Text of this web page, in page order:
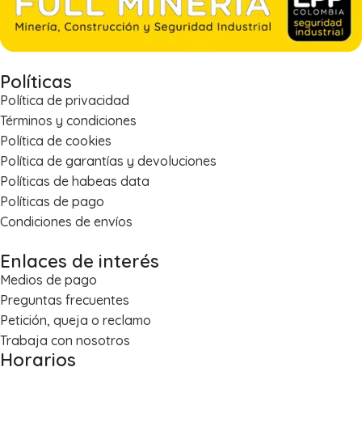
Políticas
Política de privacidad
Términos y condiciones
Política de cookies
Política de garantías y devoluciones
Políticas de habeas data
Políticas de pago
Condiciones de envíos
Enlaces de interés
Medios de pago
Preguntas frecuentes
Petición, queja o reclamo
Trabaja con nosotros
Horarios